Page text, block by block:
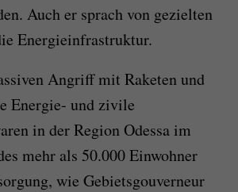
Auch er sprach von gezielten
Energieinfrastruktur.
Angriff mit Raketen und
Energie- und zivile
in der Region Odessa im
mehr als 50.000 Einwohner
wie Gebietsgouverneur